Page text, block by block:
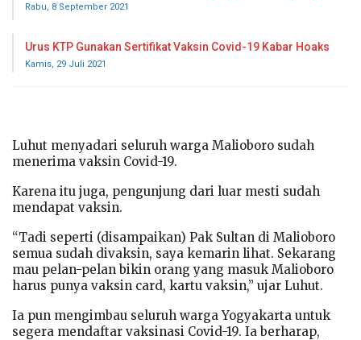
Rabu, 8 September 2021
Urus KTP Gunakan Sertifikat Vaksin Covid-19 Kabar Hoaks
Kamis, 29 Juli 2021
Luhut menyadari seluruh warga Malioboro sudah
menerima vaksin Covid-19.
Karena itu juga, pengunjung dari luar mesti sudah
mendapat vaksin.
“Tadi seperti (disampaikan) Pak Sultan di Malioboro
semua sudah divaksin, saya kemarin lihat. Sekarang
mau pelan-pelan bikin orang yang masuk Malioboro
harus punya vaksin card, kartu vaksin,” ujar Luhut.
Ia pun mengimbau seluruh warga Yogyakarta untuk
segera mendaftar vaksinasi Covid-19. Ia berharap,